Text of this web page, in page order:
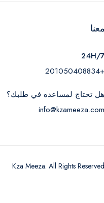
24H/7
+201050408834
هل تحتاج لمساعده في طلبك؟
info@kzameeza.com